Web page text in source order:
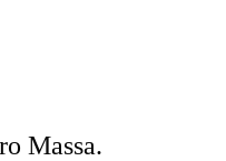
Massa.